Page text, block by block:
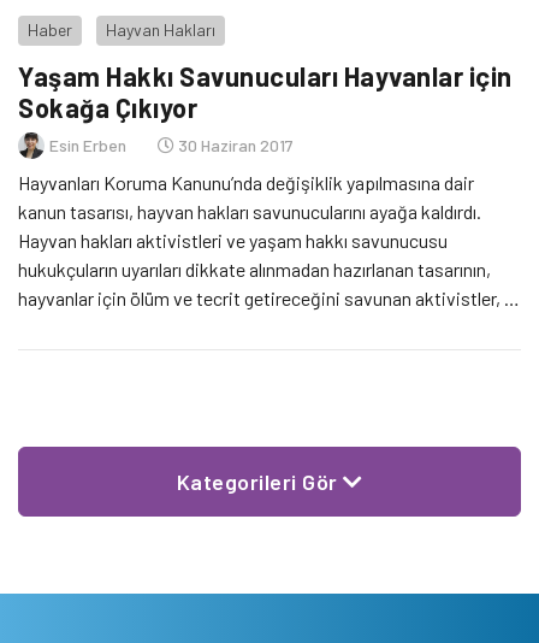
Haber Hayvan Hakları
Yaşam Hakkı Savunucuları Hayvanlar için
Sokağa Çıkıyor
Esin Erben 30 Haziran 2017
Hayvanları Koruma Kanunu’nda değişiklik yapılmasına dair
kanun tasarısı, hayvan hakları savunucularını ayağa kaldırdı.
Hayvan hakları aktivistleri ve yaşam hakkı savunucusu
hukukçuların uyarıları dikkate alınmadan hazırlanan tasarının,
hayvanlar için ölüm ve tecrit getireceğini savunan aktivistler, 1
Kategorileri Gör